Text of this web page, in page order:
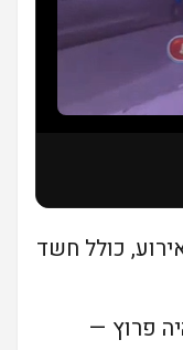
כולל חשד
פרוץ —